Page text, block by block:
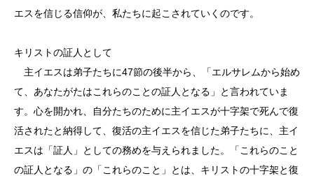
エスを信じる信仰が、私たちに起こされていくのです。
キリストの証人として
主イエスは弟子たちに47節の後半から、「エルサレムから始め
て、あなたがたはこれらのことの証人となる」と言われていま
す。心を開かれ、自分たちのために主イエスが十字架で死んで復
活されたと納得して、復活の主イエスを信じた弟子たちに、主イ
エスは「証人」としての務めを与えられました。「これらのこと
の証人となる」の「これらのこと」とは、キリストの十字架と復